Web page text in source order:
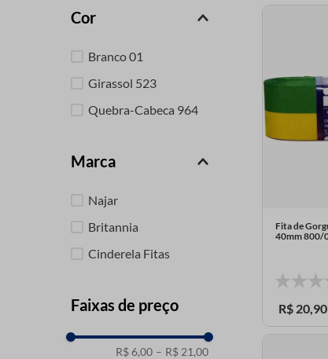
Cor
Branco 01
Girassol 523
Quebra-Cabeca 964
Marca
Najar
Britannia
Cinderela Fitas
Faixas de preço
R$ 6,00 – R$ 21,00
Fita de
40mm 800/
R$ 20 90